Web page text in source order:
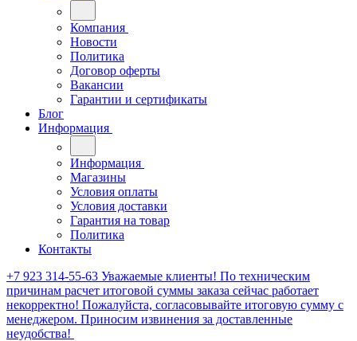
Компания
Новости
Политика
Договор оферты
Вакансии
Гарантии и сертификаты
Блог
Информация
Информация
Магазины
Условия оплаты
Условия доставки
Гарантия на товар
Политика
Контакты
+7 923 314-55-63 Уважаемые клиенты! По техническим
причинам расчет итоговой суммы заказа сейчас работает
некорректно! Пожалуйста, согласовывайте итоговую сумму с
менеджером. Приносим извинения за доставленные
неудобства!